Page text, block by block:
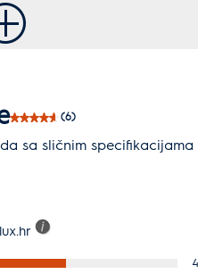
(6)
sa sličnim specifikacijama
4